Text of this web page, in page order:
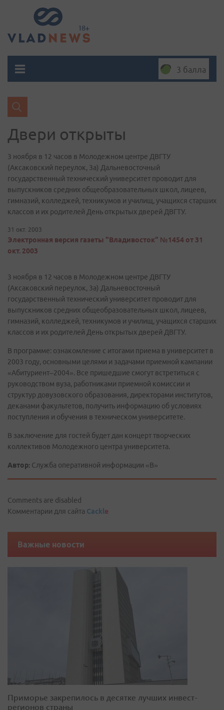
3 балла
Двери открыты
3 ноября в 12 часов в Молодежном центре ДВГТУ
(Аксаковский переулок, 3а) Дальневосточный
государственный технический университет проводит для
выпускников средних общеобразовательных школ, лицеев,
гимназий, колледжей, техникумов и училищ, учащихся старших
классов и их родителей День открытых дверей ДВГТУ.
31 окт. 2003
Электронная версия газеты "Владивосток" №1454 от 31
окт. 2003
3 ноября в 12 часов в Молодежном центре ДВГТУ
(Аксаковский переулок, 3а) Дальневосточный
государственный технический университет проводит для
выпускников средних общеобразовательных школ, лицеев,
гимназий, колледжей, техникумов и училищ, учащихся старших
классов и их родителей День открытых дверей ДВГТУ.
В программе: ознакомление с итогами приема в университет в
2003 году, основными целями и задачами приемной кампании
«Абитуриент–2004». Все пришедшие смогут встретиться с
руководством вуза, работниками приемной комиссии и
структур довузовского образования, директорами институтов,
деканами факультетов, получить информацию об условиях
поступления и обучения в техническом университете.
В заключение для гостей будет дан концерт творческих
коллективов Молодежного центра университета.
Автор: Служба оперативной информации «В»
Comments are disabled
Комментарии для сайта Cackle
Важные новости
Приморье закрепилось в десятке лучших инвест-
регионов страны